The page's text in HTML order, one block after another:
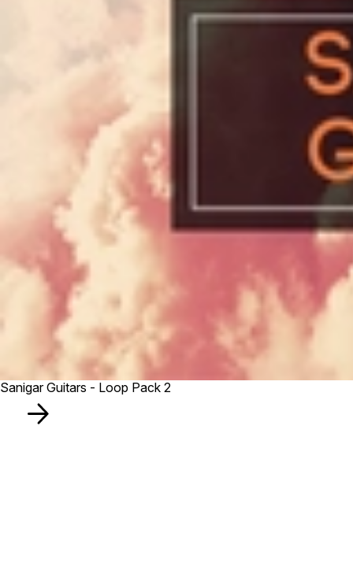
Sanigar Guitars - Loop Pack 2